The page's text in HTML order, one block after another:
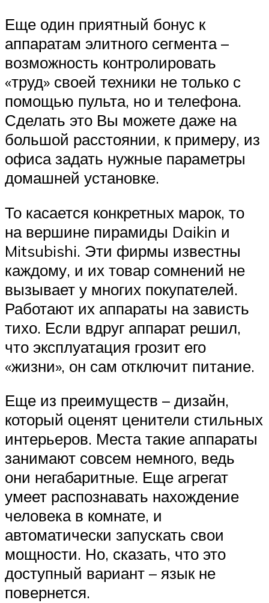
Еще один приятный бонус к
аппаратам элитного сегмента –
возможность контролировать
«труд» своей техники не только с
помощью пульта, но и телефона.
Сделать это Вы можете даже на
большой расстоянии, к примеру, из
офиса задать нужные параметры
домашней установке.
То касается конкретных марок, то
на вершине пирамиды Daikin и
Mitsubishi. Эти фирмы известны
каждому, и их товар сомнений не
вызывает у многих покупателей.
Работают их аппараты на зависть
тихо. Если вдруг аппарат решил,
что эксплуатация грозит его
«жизни», он сам отключит питание.
Еще из преимуществ – дизайн,
который оценят ценители стильных
интерьеров. Места такие аппараты
занимают совсем немного, ведь
они негабаритные. Еще агрегат
умеет распознавать нахождение
человека в комнате, и
автоматически запускать свои
мощности. Но, сказать, что это
доступный вариант – язык не
повернется.